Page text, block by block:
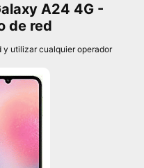
A24 4G -
de red
y utilizar cualquier operador